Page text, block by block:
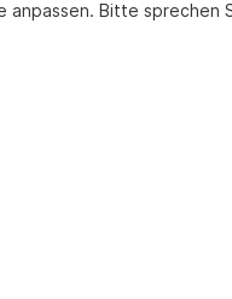
anpassen. Bitte sprechen